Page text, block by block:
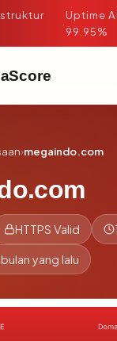
·
Uptime
99.95%
›megaindo.com
HTTPS Valid
yang lalu